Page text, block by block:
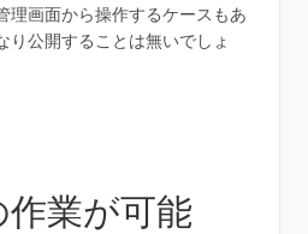
理画面から操作するケースもあ
り公開することは無いでしょ
業が可能